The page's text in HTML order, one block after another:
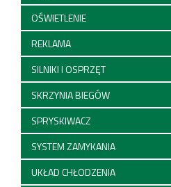
OŚWIETLENIE
REKLAMA
SILNIKI I OSPRZĘT
SKRZYNIA BIEGÓW
SPRYSKIWACZ
SYSTEM ZAMYKANIA
UKŁAD CHŁODZENIA